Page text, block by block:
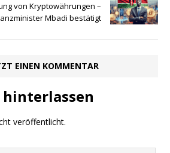
von Kryptowährungen –
Mbadi bestätigt
EINEN KOMMENTAR
veröffentlicht.